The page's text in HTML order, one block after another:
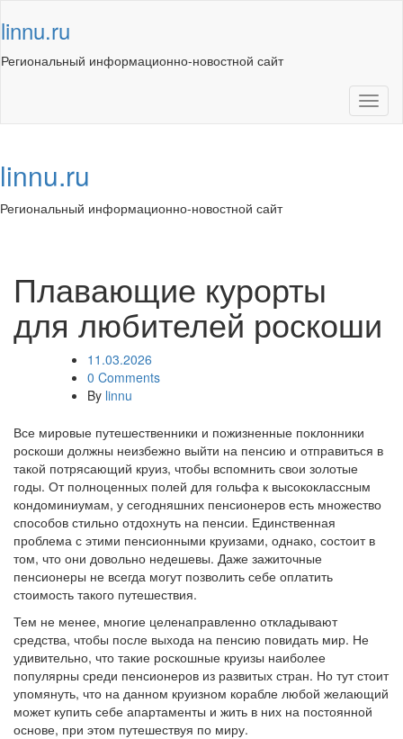
to
content
linnu.ru
Региональный информационно-новостной сайт
linnu.ru
Региональный информационно-новостной сайт
Плавающие курорты
для любителей роскоши
11.03.2026
0 Comments
By linnu
Все мировые путешественники и пожизненные поклонники
роскоши должны неизбежно выйти на пенсию и отправиться в
такой потрясающий круиз, чтобы вспомнить свои золотые
годы. От полноценных полей для гольфа к высококлассным
кондоминиумам, у сегодняшних пенсионеров есть множество
способов стильно отдохнуть на пенсии. Единственная
проблема с этими пенсионными круизами, однако, состоит в
том, что они довольно недешевы. Даже зажиточные
пенсионеры не всегда могут позволить себе оплатить
стоимость такого путешествия.
Тем не менее, многие целенаправленно откладывают
средства, чтобы после выхода на пенсию повидать мир. Не
удивительно, что такие роскошные круизы наиболее
популярны среди пенсионеров из развитых стран. Но тут стоит
упомянуть, что на данном круизном корабле любой желающий
может купить себе апартаменты и жить в них на постоянной
основе, при этом путешествуя по миру.